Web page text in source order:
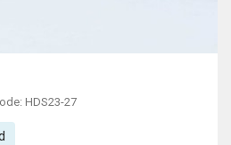
HDS23-27